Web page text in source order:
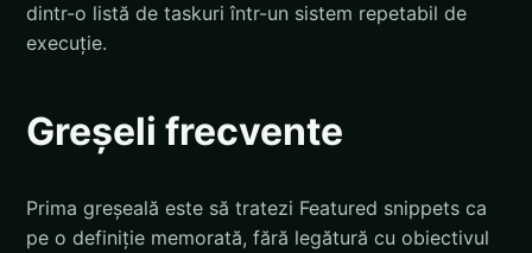
dintr-o listă de taskuri într-un sistem repetabil de
execuție.
Greșeli frecvente
Prima greșeală este să tratezi Featured snippets ca
pe o definiție memorată, fără legătură cu obiectivul